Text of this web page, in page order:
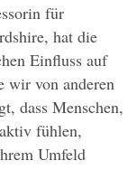
für
hat die
Einfluss auf
wir von anderen
dass Menschen,
fühlen,
Umfeld